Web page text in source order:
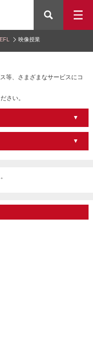
映像授業
等、さまざまなサービスにコ
さい。